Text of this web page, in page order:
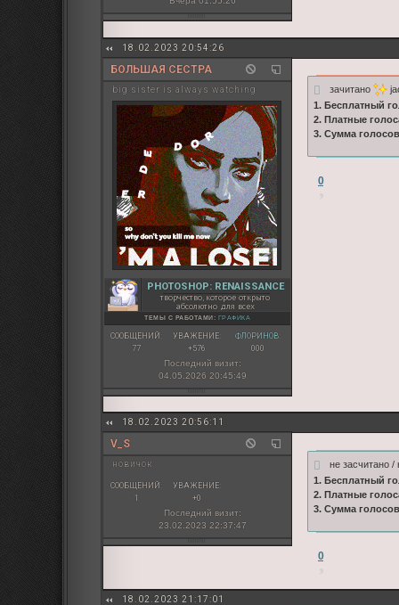
18.02.2023 20:54:26
БОЛЬШАЯ СЕСТРА
big sister is always watching
PHOTOSHOP: RENAISSANCE
творчество, которое открыто
абсолютно для всех
ТЕМЫ С РАБОТАМИ: ГРАФИКА
СООБЩЕНИЙ:
77
УВАЖЕНИЕ:
+576
ФЛОРИНОВ:
000
Последний визит:
04.05.2026 20:45:49
зачитано
1. Бесплатный
2. Платные
3. Сумма
0
18.02.2023 20:56:11
V_S
новичок
СООБЩЕНИЙ:
1
УВАЖЕНИЕ:
+0
Последний визит:
23.02.2023 22:37:47
не засчитано
1. Бесплатный
2. Платные
3. Сумма
0
18.02.2023 21:17:01